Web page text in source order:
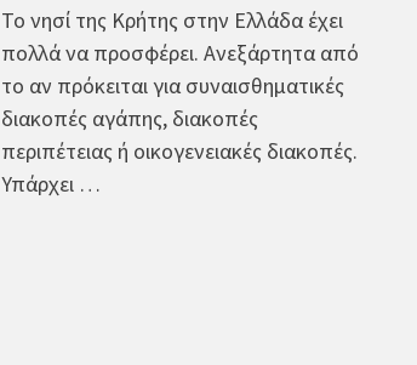
Το νησί της Κρήτης στην Ελλάδα έχει
πολλά να προσφέρει. Ανεξάρτητα από
το αν πρόκειται για συναισθηματικές
διακοπές αγάπης, διακοπές
περιπέτειας ή οικογενειακές διακοπές.
Υπάρχει …